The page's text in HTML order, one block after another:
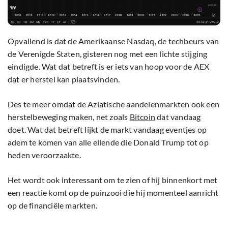
Opvallend is dat de Amerikaanse Nasdaq, de techbeurs van
de Verenigde Staten, gisteren nog met een lichte stijging
eindigde. Wat dat betreft is er iets van hoop voor de AEX
dat er herstel kan plaatsvinden.
Des te meer omdat de Aziatische aandelenmarkten ook een
herstelbeweging maken, net zoals Bitcoin dat vandaag
doet. Wat dat betreft lijkt de markt vandaag eventjes op
adem te komen van alle ellende die Donald Trump tot op
heden veroorzaakte.
Het wordt ook interessant om te zien of hij binnenkort met
een reactie komt op de puinzooi die hij momenteel aanricht
op de financiële markten.